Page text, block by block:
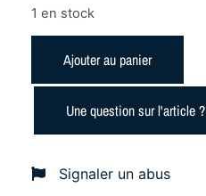
1 en stock
Ajouter au panier
Une question sur l'article ?
Signaler un abus